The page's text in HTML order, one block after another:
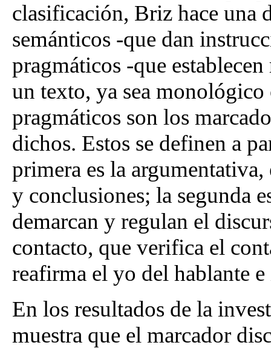
clasificación, Briz hace una
semánticos -que dan
pragmáticos -que
un texto, ya sea
pragmáticos son los
dichos. Estos se definen a
primera es la
y conclusiones; la segunda
demarcan y regulan el
contacto, que verifica el
reafirma el yo del hablante
En los resultados de la
muestra que el marcador